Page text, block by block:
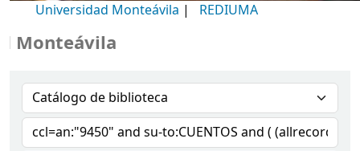
Universidad Monteávila | REDIUMA